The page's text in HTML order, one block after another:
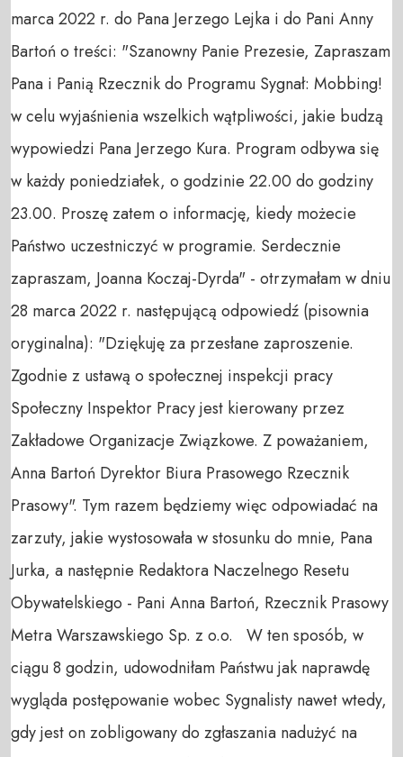
marca 2022 r. do Pana Jerzego Lejka i do Pani Anny
Bartoń o treści: "Szanowny Panie Prezesie, Zapraszam
Pana i Panią Rzecznik do Programu Sygnał: Mobbing!
w celu wyjaśnienia wszelkich wątpliwości, jakie budzą
wypowiedzi Pana Jerzego Kura. Program odbywa się
w każdy poniedziałek, o godzinie 22.00 do godziny
23.00. Proszę zatem o informację, kiedy możecie
Państwo uczestniczyć w programie. Serdecznie
zapraszam, Joanna Koczaj-Dyrda" - otrzymałam w dniu
28 marca 2022 r. następującą odpowiedź (pisownia
oryginalna): "Dziękuję za przesłane zaproszenie.
Zgodnie z ustawą o społecznej inspekcji pracy
Społeczny Inspektor Pracy jest kierowany przez
Zakładowe Organizacje Związkowe. Z poważaniem,
Anna Bartoń Dyrektor Biura Prasowego Rzecznik
Prasowy". Tym razem będziemy więc odpowiadać na
zarzuty, jakie wystosowała w stosunku do mnie, Pana
Jurka, a następnie Redaktora Naczelnego Resetu
Obywatelskiego - Pani Anna Bartoń, Rzecznik Prasowy
Metra Warszawskiego Sp. z o.o. W ten sposób, w
ciągu 8 godzin, udowodniłam Państwu jak naprawdę
wygląda postępowanie wobec Sygnalisty nawet wtedy,
gdy jest on zobligowany do zgłaszania nadużyć na